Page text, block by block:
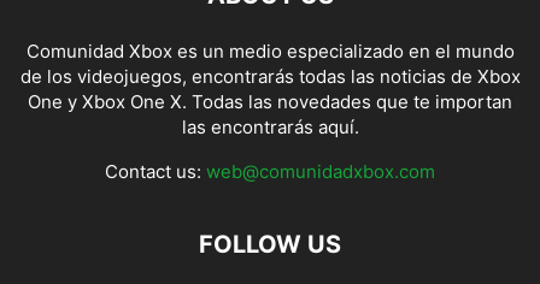
Comunidad Xbox es un medio especializado en el mundo
de los videojuegos, encontrarás todas las noticias de Xbox
One y Xbox One X. Todas las novedades que te importan
las encontrarás aquí.
Contact us: web@comunidadxbox.com
FOLLOW US